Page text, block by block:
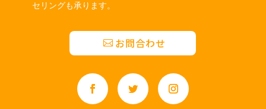
セリングも承ります。
お問合わせ